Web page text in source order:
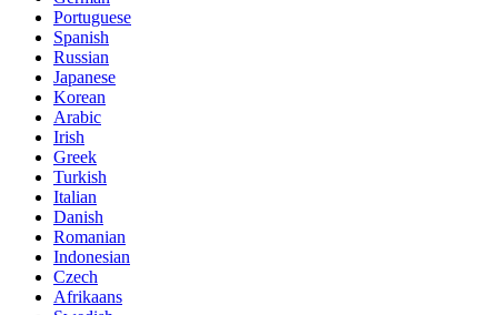
Portuguese
Spanish
Russian
Japanese
Korean
Arabic
Irish
Greek
Turkish
Italian
Danish
Romanian
Indonesian
Czech
Afrikaans